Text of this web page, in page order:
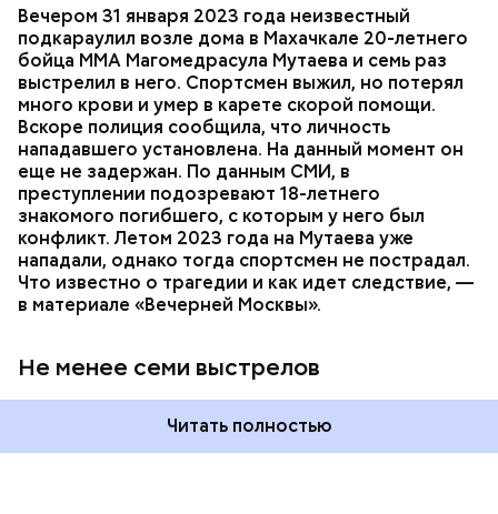
Вечером 31 января 2023 года неизвестный
подкараулил возле дома в Махачкале 20-летнего
бойца ММА Магомедрасула Мутаева и семь раз
выстрелил в него. Спортсмен выжил, но потерял
много крови и умер в карете скорой помощи.
Вскоре полиция сообщила, что личность
нападавшего установлена. На данный момент он
еще не задержан. По данным СМИ, в
преступлении подозревают 18-летнего
знакомого погибшего, с которым у него был
конфликт. Летом 2023 года на Мутаева уже
нападали, однако тогда спортсмен не пострадал.
Что известно о трагедии и как идет следствие, —
в материале «Вечерней Москвы».
Не менее семи выстрелов
Очевидцы трагедии вызвали полицию и скорую
помощь, однако врачи оказались бессильны —
пострадавший умер по пути в больницу.
Читать полностью
СПОРТ СЛЕДСТВЕННЫЙ КОМИТЕТ
ММА
РЕСПУБЛИКА ДАГЕСТАН
СМЕРТЬ